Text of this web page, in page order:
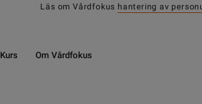
Läs om Vårdfokus hantering av
Kurs Om Vårdfokus